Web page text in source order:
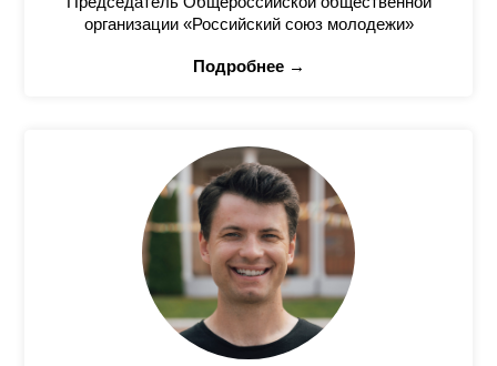
организации «Российский союз молодежи»
Подробнее →